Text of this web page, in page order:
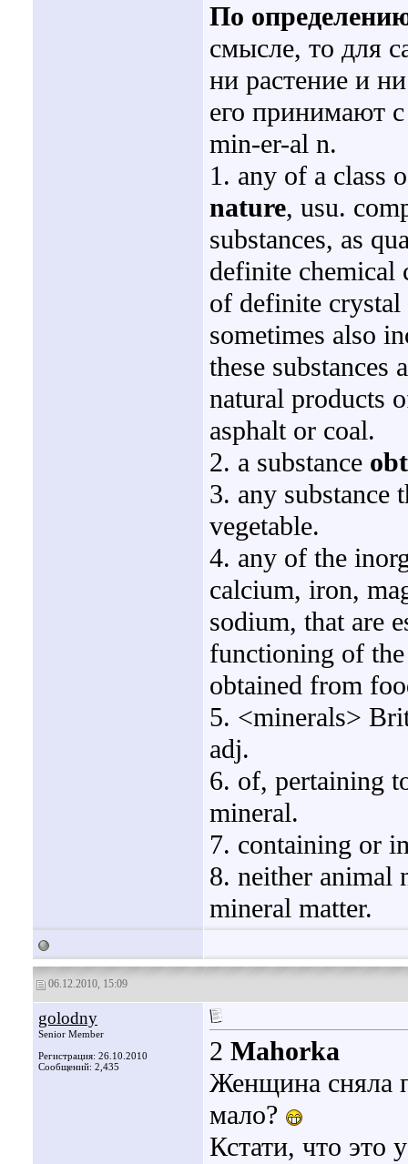
По
смысле, то для
ни растение и
его принимают
min-er-al n.
1. any of a class
nature, usu.
substances, as
definite chemical
of definite crystal
sometimes also
these substances
natural products
asphalt or coal.
2. a substance
3. any substance
vegetable.
4. any of the
calcium, iron,
sodium, that are
functioning of
obtained from
5. <minerals>
adj.
6. of, pertaining
mineral.
7. containing or
8. neither animal
mineral matter.
06.12.2010, 15:09
golodny
Senior Member
Регистрация: 26.10.2010
Сообщений: 2,435
2 Mahorka
Женщина сняла
мало?
Кстати, что это